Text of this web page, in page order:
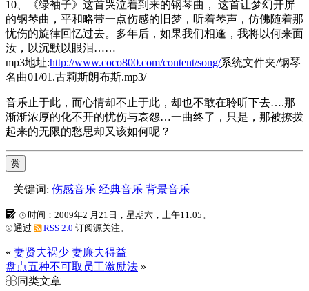
10、《绿袖子》这首哭泣着到来的钢琴曲， 这首让梦幻开屏
的钢琴曲，平和略带一点伤感的旧梦，听着琴声，仿佛随着那
忧伤的旋律回忆过去。多年后，如果我们相逢，我将以何来面
汝，以沉默以眼泪……
mp3地址:http://www.coco800.com/content/song/系统文件夹/钢琴
名曲01/01.古莉斯朗布斯.mp3/
音乐止于此，而心情却不止于此，却也不敢在聆听下去….那
渐渐浓厚的化不开的忧伤与哀怨…一曲终了，只是，那被撩拨
起来的无限的愁思却又该如何呢？
赏
关键词: 伤感音乐 经典音乐 背景音乐
时间：2009年2 月21日，星期六，上午11:05。
通过
RSS 2.0 订阅源关注。
« 妻贤夫祸少 妻廉夫得益
盘点五种不可取员工激励法 »
同类文章